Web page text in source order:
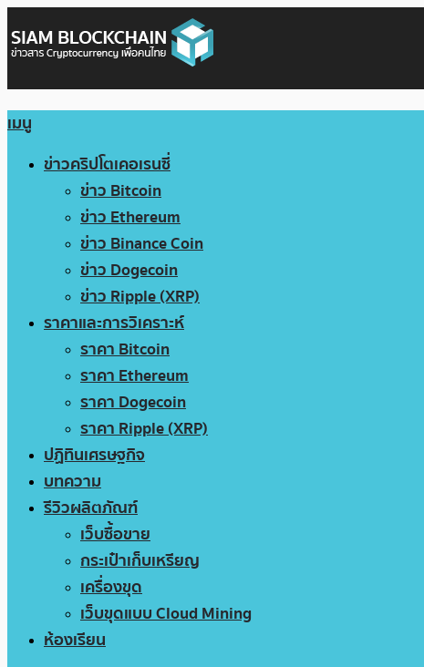
เมนู
ข่าวคริปโตเคอเรนซี่
ข่าว Bitcoin
ข่าว Ethereum
ข่าว Binance Coin
ข่าว Dogecoin
ข่าว Ripple (XRP)
ราคาและการวิเคราะห์
ราคา Bitcoin
ราคา Ethereum
ราคา Dogecoin
ราคา Ripple (XRP)
ปฏิทินเศรษฐกิจ
บทความ
รีวิวผลิตภัณฑ์
เว็บซื้อขาย
กระเป๋าเก็บเหรียญ
เครื่องขุด
เว็บขุดแบบ Cloud Mining
ห้องเรียน